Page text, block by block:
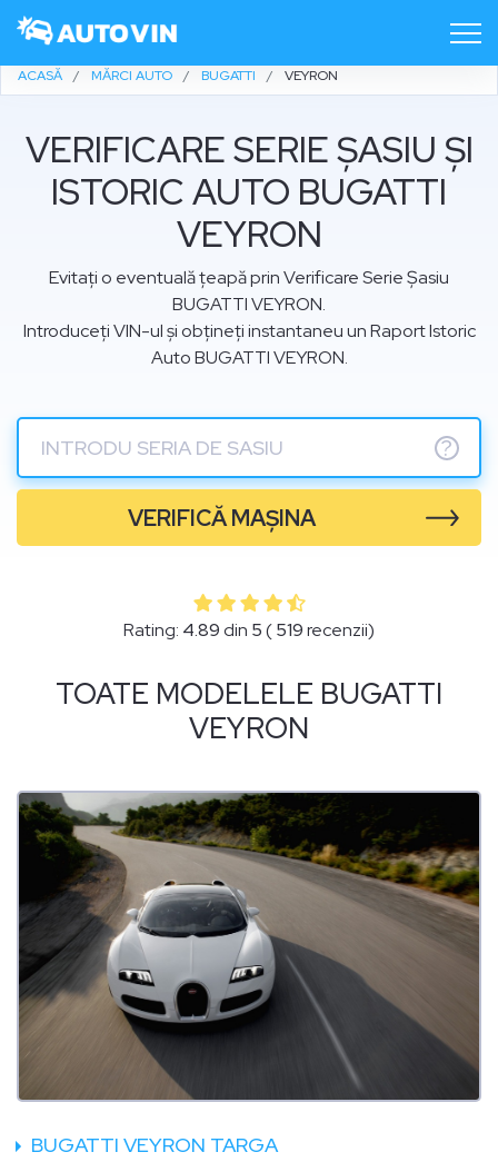
ACASĂ MĂRCI AUTO BUGATTI VEYRON
VERIFICARE SERIE ȘASIU ȘI
ISTORIC AUTO BUGATTI
VEYRON
Evitați o eventuală țeapă prin Verificare Serie Șasiu
BUGATTI VEYRON.
Introduceți VIN-ul și obțineți instantaneu un Raport Istoric
Auto BUGATTI VEYRON.
?
VERIFICĂ MAȘINA
Rating: 4.89 din 5(519recenzii)
TOATE MODELELE BUGATTI
VEYRON
BUGATTI VEYRON TARGA